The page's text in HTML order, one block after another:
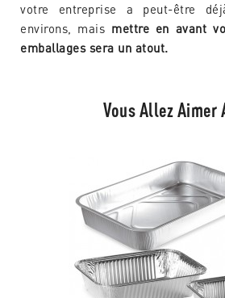
votre entreprise a peut-être
environs, mais mettre en avant
emballages sera un atout.
Vous Allez Aimer